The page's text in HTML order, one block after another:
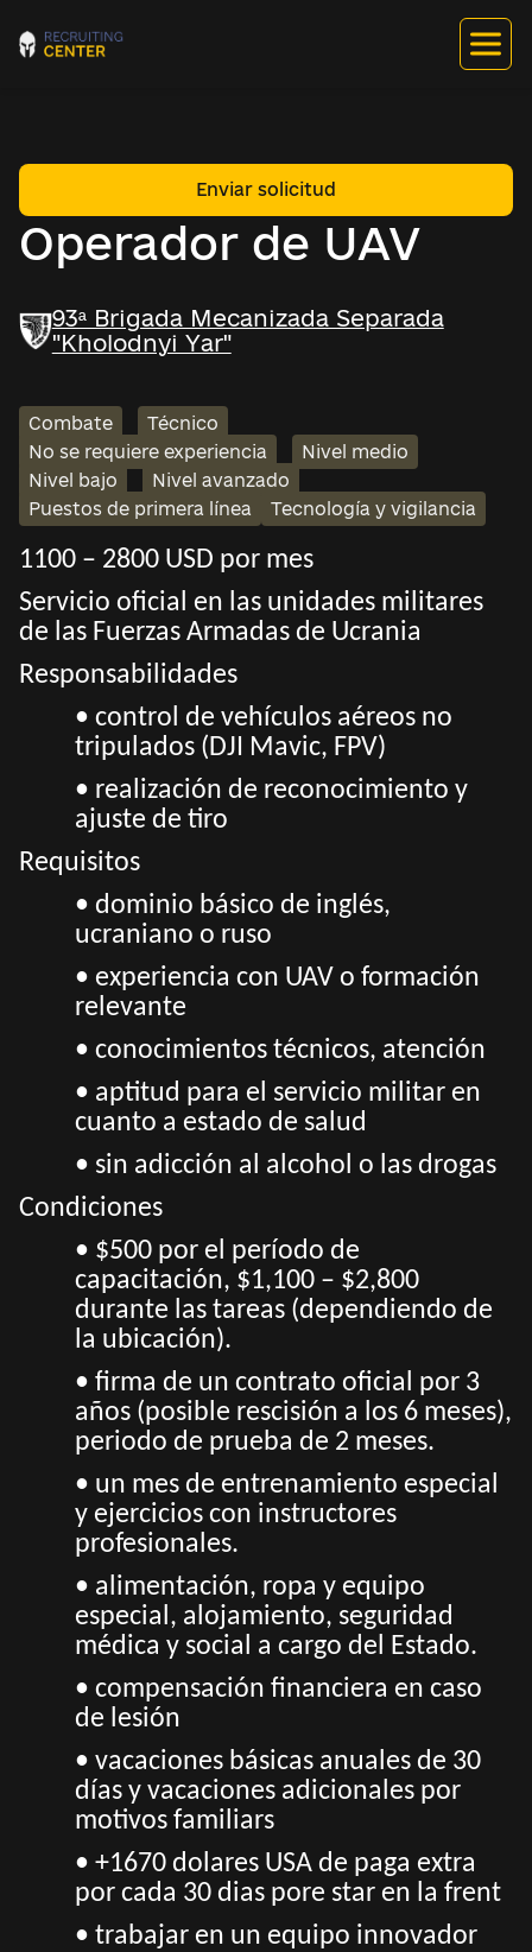
Operador de UAV
Enviar solicitud
93ª Brigada Mecanizada Separada
"Kholodnyi Yar"
Combate
Técnico
No se requiere experiencia
Nivel medio
Nivel bajo
Nivel avanzado
Puestos de primera línea
Tecnología y vigilancia
1100 – 2800 USD por mes
Servicio oficial en las unidades militares
de las Fuerzas Armadas de Ucrania
Responsabilidades
• control de vehículos aéreos no
tripulados (DJI Mavic, FPV)
• realización de reconocimiento y
ajuste de tiro
Requisitos
• dominio básico de inglés,
ucraniano o ruso
• experiencia con UAV o formación
relevante
• conocimientos técnicos, atención
• aptitud para el servicio militar en
cuanto a estado de salud
• sin adicción al alcohol o las drogas
Condiciones
• $500 por el período de
capacitación, $1,100 – $2,800
durante las tareas (dependiendo de
la ubicación).
• firma de un contrato oficial por 3
años (posible rescisión a los 6 meses),
periodo de prueba de 2 meses.
• un mes de entrenamiento especial
y ejercicios con instructores
profesionales.
• alimentación, ropa y equipo
especial, alojamiento, seguridad
médica y social a cargo del Estado.
• compensación financiera en caso
de lesión
• vacaciones básicas anuales de 30
días y vacaciones adicionales por
motivos familiars
• +1670 dolares USA de paga extra
por cada 30 dias pore star en la frent
• trabajar en un equipo innovador